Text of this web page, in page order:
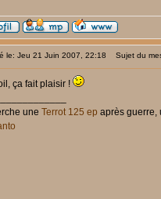
le: Jeu 21 Juin 2007, 22:18 Sujet du
ça fait plaisir !
une Terrot 125 ep après guerre,